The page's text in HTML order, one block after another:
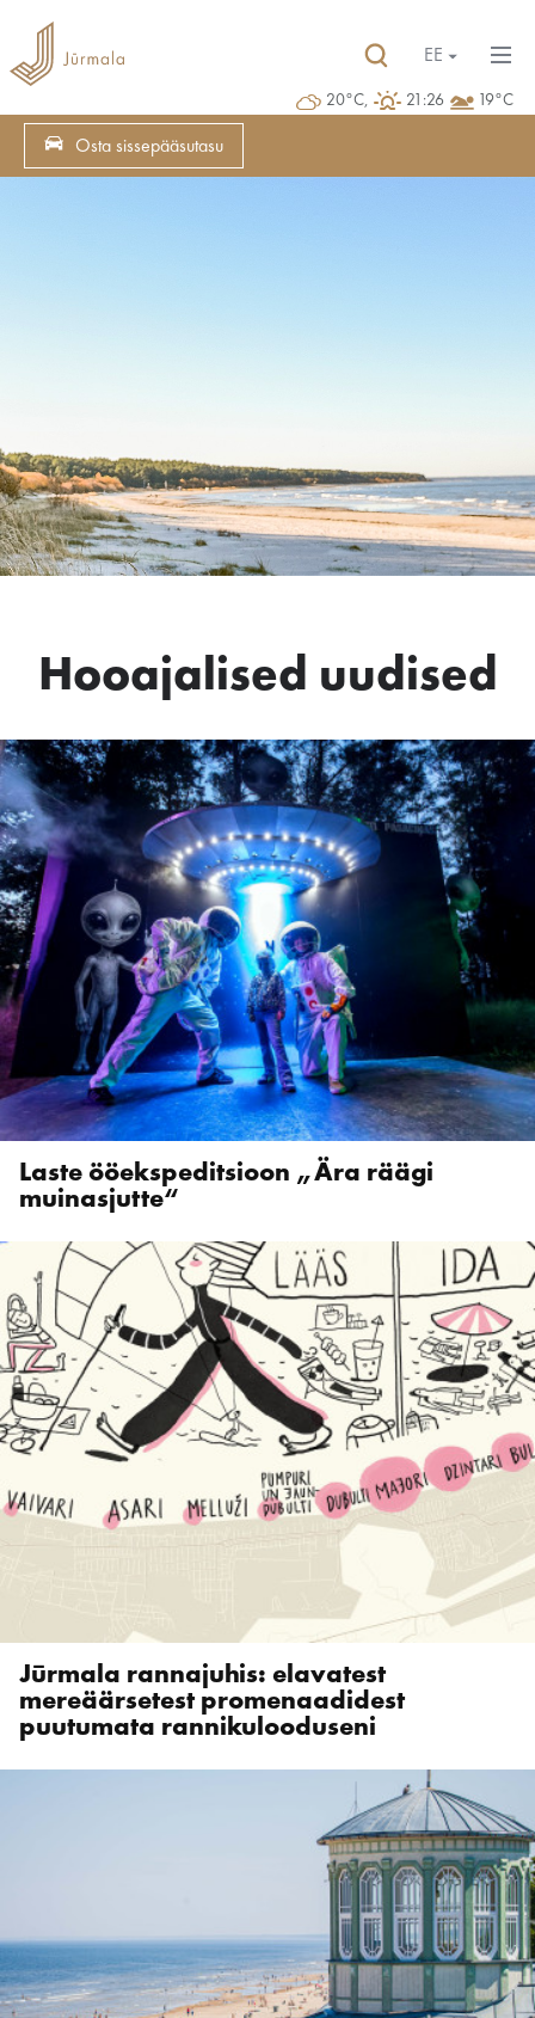
20°C, 21:26 19°C
EE
Osta sissepääsutasu
Hooajalised uudised
Laste ööekspeditsioon „Ära räägi
muinasjutte“
Jūrmala rannajuhis: elavatest
mereäärsetest promenaadidest
puutumata rannikulooduseni